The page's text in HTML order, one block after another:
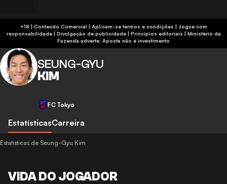
+18 | Conteúdo Comercial | Aplicam-se termos e condições | Jogue com
responsabilidade| Divulgação de publicidade| Princípios editoriais | Ministério da
Fazenda adverte: Aposta não é investimento
SEUNG-GYU
KIM
FC Tokyo
EstatísticasCarreira
Estatísticas de Seung-Gyu Kim
VIDA DO JOGADOR